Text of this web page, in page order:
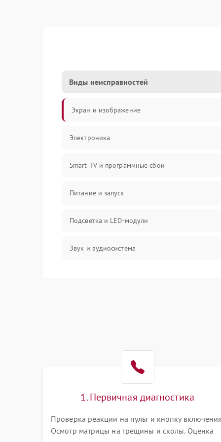
Виды неисправностей
Экран и изображение
Электроника
Smart TV и программные сбои
Питание и запуск
Подсветка и LED-модули
Звук и аудиосистема
Программное обеспечение
Корпус и механика
1. Первичная диагностика
Проверка реакции на пульт и кнопку
Осмотр матрицы на трещины и сколы. Оценка